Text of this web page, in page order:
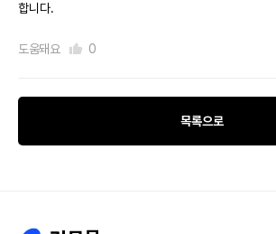
합니다.
도움돼요 0
목록으로